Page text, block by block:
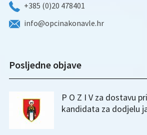
+385 (0)20 478401
info@opcinakonavle.hr
Posljedne objave
P O Z I V za dostavu
kandidata za dodjelu